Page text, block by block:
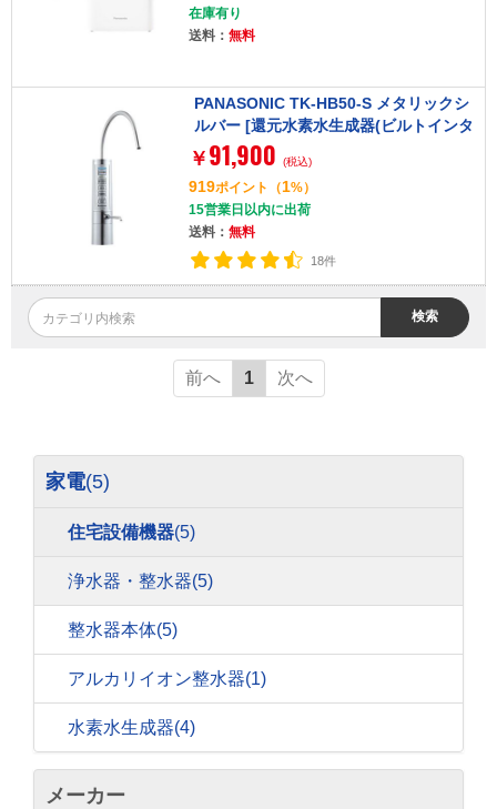
在庫有り
送料： 無料
PANASONIC TK-HB50-S メタリックシ
ルバー [還元水素水生成器(ビルトインタ
イプ)]
￥ 91,900 (税込)
919ポイント （1%）
15営業日以内に出荷
送料： 無料
18件
検索
前へ 1 次へ
家電(5)
住宅設備機器(5)
浄水器・整水器(5)
整水器本体(5)
アルカリイオン整水器(1)
水素水生成器(4)
メーカー